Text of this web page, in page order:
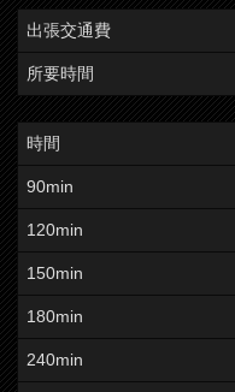
出張交通費
所要時間
時間
90min
120min
150min
180min
240min